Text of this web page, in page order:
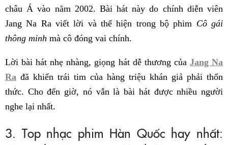
châu Á vào năm 2002. Bài hát này do chính diễn viên
Jang Na Ra viết lời và thể hiện trong bộ phim Cô gái
thông minh mà cô đóng vai chính.
Lời bài hát nhẹ nhàng, giọng hát dễ thương của Jang Na
Ra đã khiến trái tim của hàng triệu khán giả phải thổn
thức. Cho đến giờ, nó vẫn là bài hát được nhiều người
nghe lại nhất.
3. Top nhạc phim Hàn Quốc hay nhất: